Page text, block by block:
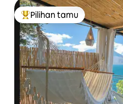
Pilihan tamu terpopuler
Pilihan tamu